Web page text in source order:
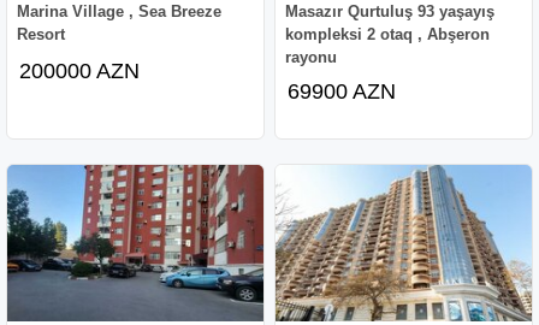
Marina Village , Sea Breeze
Resort
200000 AZN
Masazır Qurtuluş 93 yaşayış
kompleksi 2 otaq , Abşeron
rayonu
69900 AZN